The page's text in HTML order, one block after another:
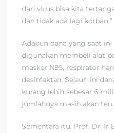
dari virus bisa kita
dan tidak ada lagi
Adapun dana yang saat
digunakan membeli alat
masker N95, respirator
desinfektan. Sejauh ini
kurang lebih sebesar 6
jumlahnya masih akan
Sementara itu, Prof. Dr. Ir